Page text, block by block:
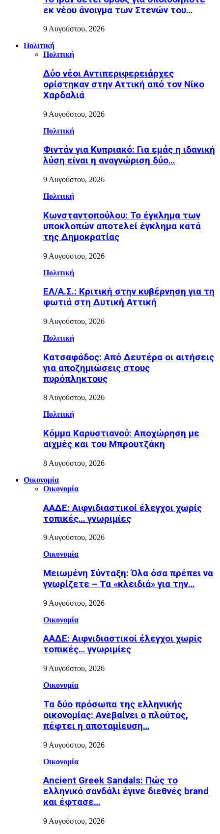
εκ νέου άνοιγμα των Στενών του…
9 Αυγούστου, 2026
Πολιτική
Πολιτική
Δύο νέοι Αντιπεριφερειάρχες
ορίστηκαν στην Αττική από τον Νίκο
Χαρδαλιά
9 Αυγούστου, 2026
Πολιτική
Φιντάν για Κυπριακό: Για εμάς η ιδανική
λύση είναι η αναγνώριση δύο…
9 Αυγούστου, 2026
Πολιτική
Κωνσταντοπούλου: Το έγκλημα των
υποκλοπών αποτελεί έγκλημα κατά
της Δημοκρατίας
9 Αυγούστου, 2026
Πολιτική
ΕΛ/Α.Σ.: Κριτική στην κυβέρνηση για τη
φωτιά στη Δυτική Αττική
9 Αυγούστου, 2026
Πολιτική
Κατσαφάδος: Από Δευτέρα οι αιτήσεις
για αποζημιώσεις στους
πυρόπληκτους
8 Αυγούστου, 2026
Πολιτική
Κόμμα Καρυστιανού: Αποχώρηση με
αιχμές και του Μπρουτζάκη
8 Αυγούστου, 2026
Οικονομία
Οικονομία
ΑΑΔΕ: Αιφνιδιαστικοί έλεγχοι χωρίς
τοπικές… γνωριμίες
9 Αυγούστου, 2026
Οικονομία
Μειωμένη Σύνταξη: Όλα όσα πρέπει να
γνωρίζετε – Τα «κλειδιά» για την…
9 Αυγούστου, 2026
Οικονομία
ΑΑΔΕ: Αιφνιδιαστικοί έλεγχοι χωρίς
τοπικές… γνωριμίες
9 Αυγούστου, 2026
Οικονομία
Τα δύο πρόσωπα της ελληνικής
οικονομίας: Aνεβαίνει ο πλούτος,
πέφτει η αποταμίευση…
9 Αυγούστου, 2026
Οικονομία
Ancient Greek Sandals: Πώς το
ελληνικό σανδάλι έγινε διεθνές brand
και έφτασε…
9 Αυγούστου, 2026